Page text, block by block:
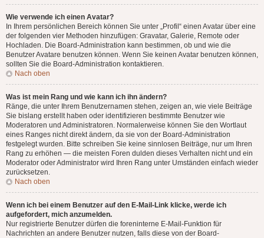
Wie verwende ich einen Avatar?
In Ihrem persönlichen Bereich können Sie unter „Profil“ einen Avatar über eine
der folgenden vier Methoden hinzufügen: Gravatar, Galerie, Remote oder
Hochladen. Die Board-Administration kann bestimmen, ob und wie die
Benutzer Avatare benutzen können. Wenn Sie keinen Avatar benutzen können,
sollten Sie die Board-Administration kontaktieren.
Nach oben
Was ist mein Rang und wie kann ich ihn ändern?
Ränge, die unter Ihrem Benutzernamen stehen, zeigen an, wie viele Beiträge
Sie bislang erstellt haben oder identifizieren bestimmte Benutzer wie
Moderatoren und Administratoren. Normalerweise können Sie den Wortlaut
eines Ranges nicht direkt ändern, da sie von der Board-Administration
festgelegt wurden. Bitte schreiben Sie keine sinnlosen Beiträge, nur um Ihren
Rang zu erhöhen — die meisten Foren dulden dieses Verhalten nicht und ein
Moderator oder Administrator wird Ihren Rang unter Umständen einfach wieder
zurücksetzen.
Nach oben
Wenn ich bei einem Benutzer auf den E-Mail-Link klicke, werde ich
aufgefordert, mich anzumelden.
Nur registrierte Benutzer dürfen die foreninterne E-Mail-Funktion für
Nachrichten an andere Benutzer nutzen, falls diese von der Board-